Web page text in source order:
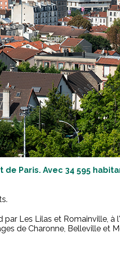
Paris. Avec 34 595
Les Lilas et Romainville,
de Charonne, Belleville et